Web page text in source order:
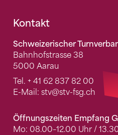
Fusszeile
Kontakt
Schweizerischer
Bahnhofstrasse 38
5000 Aarau
Tel. + 41 62 837 82 00
E-Mail: stv@stv-fsg.ch
Öffnungszeiten Empfang
Mo: 08.00–12.00 Uhr /